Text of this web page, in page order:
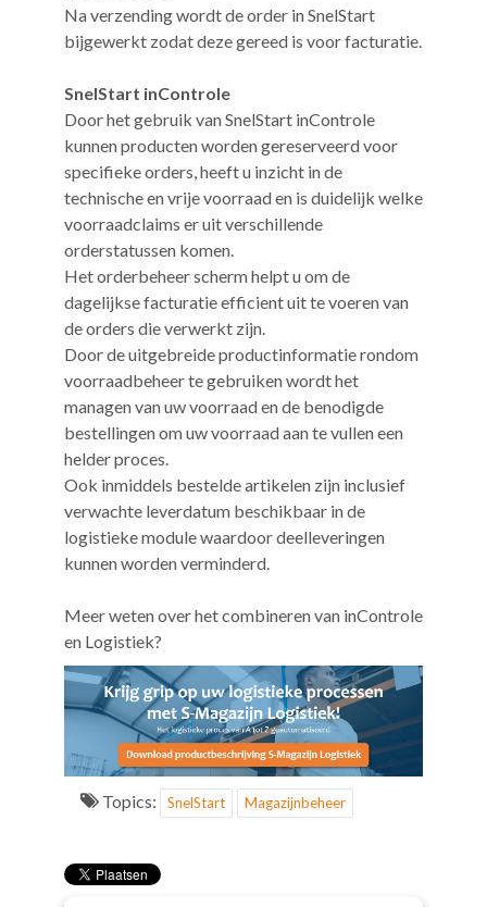
Na verzending wordt de order in SnelStart
bijgewerkt zodat deze gereed is voor facturatie.
SnelStart inControle
Door het gebruik van SnelStart inControle
kunnen producten worden gereserveerd voor
specifieke orders, heeft u inzicht in de
technische en vrije voorraad en is duidelijk welke
voorraadclaims er uit verschillende
orderstatussen komen.
Het orderbeheer scherm helpt u om de
dagelijkse facturatie efficient uit te voeren van
de orders die verwerkt zijn.
Door de uitgebreide productinformatie rondom
voorraadbeheer te gebruiken wordt het
managen van uw voorraad en de benodigde
bestellingen om uw voorraad aan te vullen een
helder proces.
Ook inmiddels bestelde artikelen zijn inclusief
verwachte leverdatum beschikbaar in de
logistieke module waardoor deelleveringen
kunnen worden verminderd.
Meer weten over het combineren van inControle
en Logistiek?
Topics: SnelStart Magazijnbeheer